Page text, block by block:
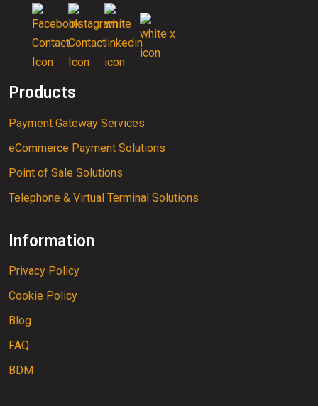
Products
Payment Gateway Services
eCommerce Payment Solutions
Point of Sale Solutions
Telephone & Virtual Terminal Solutions
Information
Privacy Policy
Cookie Policy
Blog
FAQ
BDM